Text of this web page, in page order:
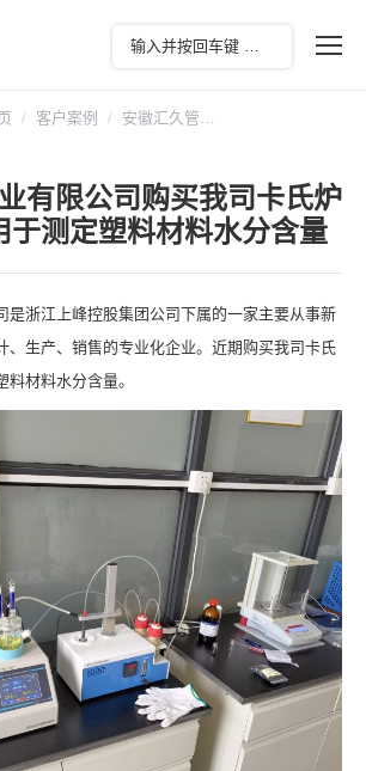
客户案例 安徽汇久管…
有限公司购买我司卡氏炉
于测定塑料材料水分含量
是浙江上峰控股集团公司下属的一家主要从事新
、生产、销售的专业化企业。近期购买我司卡氏
材料水分含量。